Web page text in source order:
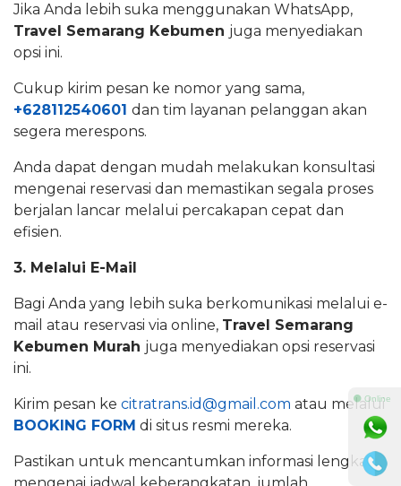
Jika Anda lebih suka menggunakan WhatsApp,
Travel Semarang Kebumen juga menyediakan
opsi ini.
Cukup kirim pesan ke nomor yang sama,
+628112540601 dan tim layanan pelanggan akan
segera merespons.
Anda dapat dengan mudah melakukan konsultasi
mengenai reservasi dan memastikan segala proses
berjalan lancar melalui percakapan cepat dan
efisien.
3. Melalui E-Mail
Bagi Anda yang lebih suka berkomunikasi melalui e-
mail atau reservasi via online, Travel Semarang
Kebumen Murah juga menyediakan opsi reservasi
ini.
Kirim pesan ke citratrans.id@gmail.com atau melalui
BOOKING FORM di situs resmi mereka.
Pastikan untuk mencantumkan informasi lengkap
⚫ Online